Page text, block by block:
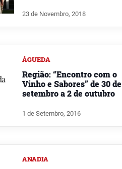
23 de Novembro, 2018
ÁGUEDA
Região: “Encontro com o
Vinho e Sabores” de 30 de
setembro a 2 de outubro
1 de Setembro, 2016
ANADIA